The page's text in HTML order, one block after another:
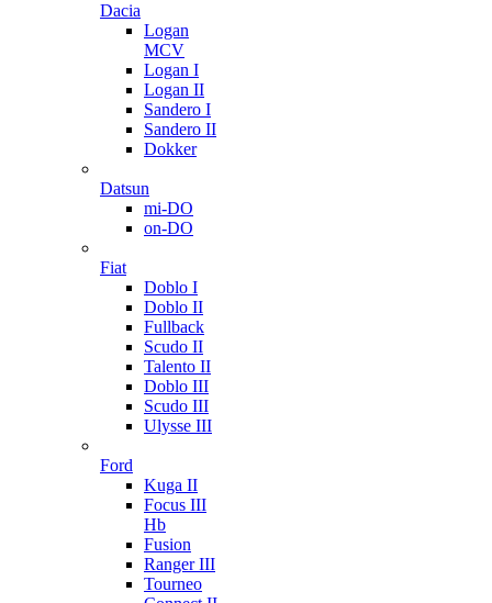
Dacia
Logan
MCV
Logan I
Logan II
Sandero I
Sandero II
Dokker
Datsun
mi-DO
on-DO
Fiat
Doblo I
Doblo II
Fullback
Scudo II
Talento II
Doblo III
Scudo III
Ulysse III
Ford
Kuga II
Focus III
Hb
Fusion
Ranger III
Tourneo